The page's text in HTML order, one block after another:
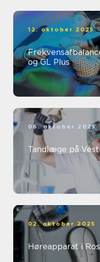
12. oktober 2025
og GL Plus
06. oktober 2025
Tandlæge på
02. oktober 2025
Høreapparat i